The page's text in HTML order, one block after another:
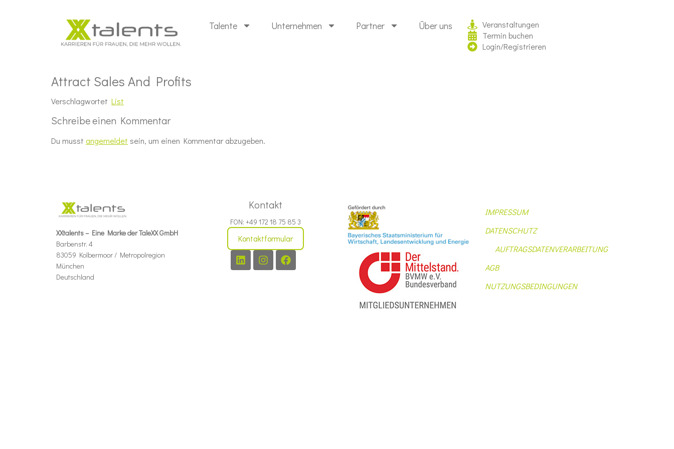
Talente Unternehmen Partner Über uns
Veranstaltungen
Termin buchen
Login/Registrieren
Attract Sales And Profits
Verschlagwortet List
Schreibe einen Kommentar
Du musst angemeldet sein, um einen Kommentar abzugeben.
XXtalents – Eine Marke der TaleXX GmbH
Barbenstr. 4
83059 Kolbermoor / Metropolregion
München
Deutschland
Kontakt
FON: +49 172 18 75 85 3
Kontaktformular
IMPRESSUM
DATENSCHUTZ
AUFTRAGSDATENVERARBEITUNG
AGB
NUTZUNGSBEDINGUNGEN